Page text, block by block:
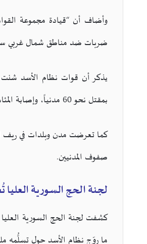
وأضاف أن “قيادة مجموعة
ضربات ضد مناطق شمال غربي
يذكر أن قوات نظام الأسد
بمقتل نحو 60 مدنياً، وإصابة المئات بينهم نساء وأطفال.
كما تعرضت مدن وبلدات في
صفوف المدنيين.
لجنة الحج السورية
كشفت لجنة الحج السورية
ما روّج نظام الأسد حول تسلُّمه